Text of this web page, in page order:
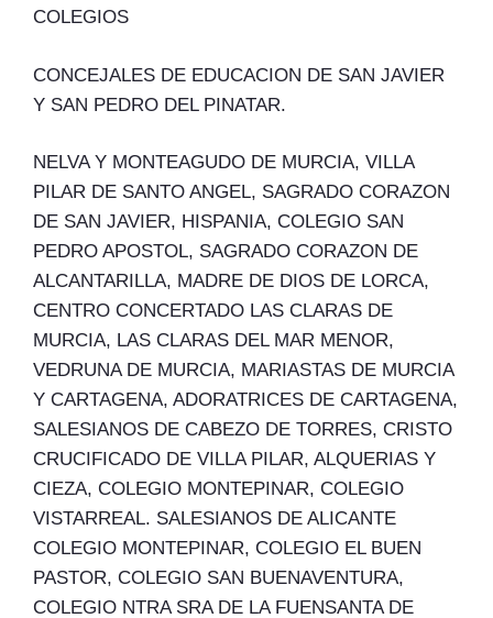
COLEGIOS
CONCEJALES DE EDUCACION DE SAN JAVIER
Y SAN PEDRO DEL PINATAR.
NELVA Y MONTEAGUDO DE MURCIA, VILLA
PILAR DE SANTO ANGEL, SAGRADO CORAZON
DE SAN JAVIER, HISPANIA, COLEGIO SAN
PEDRO APOSTOL, SAGRADO CORAZON DE
ALCANTARILLA, MADRE DE DIOS DE LORCA,
CENTRO CONCERTADO LAS CLARAS DE
MURCIA, LAS CLARAS DEL MAR MENOR,
VEDRUNA DE MURCIA, MARIASTAS DE MURCIA
Y CARTAGENA, ADORATRICES DE CARTAGENA,
SALESIANOS DE CABEZO DE TORRES, CRISTO
CRUCIFICADO DE VILLA PILAR, ALQUERIAS Y
CIEZA, COLEGIO MONTEPINAR, COLEGIO
VISTARREAL. SALESIANOS DE ALICANTE
COLEGIO MONTEPINAR, COLEGIO EL BUEN
PASTOR, COLEGIO SAN BUENAVENTURA,
COLEGIO NTRA SRA DE LA FUENSANTA DE